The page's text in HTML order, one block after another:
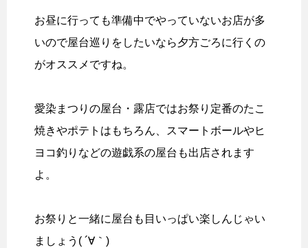
お昼に行っても準備中でやっていないお店が多
いので屋台巡りをしたいなら夕方ごろに行くの
がオススメですね。
愛染まつりの屋台・露店ではお祭り定番のたこ
焼きやポテトはもちろん、スマートボールやヒ
ヨコ釣りなどの遊戯系の屋台も出店されます
よ。
お祭りと一緒に屋台も目いっぱい楽しんじゃい
ましょう( ´∀｀)